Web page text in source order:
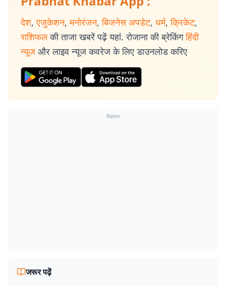
देश, एजुकेशन, मनोरंजन, बिजनेस अपडेट, धर्म, क्रिकेट,
राशिफल की ताजा खबरें पढ़ें यहां. रोजाना की ब्रेकिंग हिंदी
न्यूज और लाइव न्यूज कवरेज के लिए डाउनलोड करिए
विज्ञापन
जरूर पढ़ें